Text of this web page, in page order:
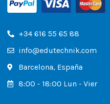
+34 616 55 65 88
info@edutechnik.com
Barcelona, España
8:00 - 18:00 Lun - Vier